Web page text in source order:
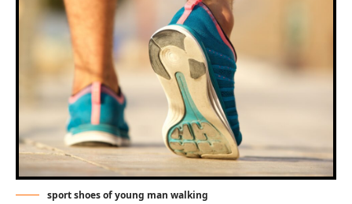
sport shoes of young man walking